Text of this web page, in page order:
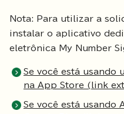
Nota: Para utilizar a
instalar o aplicativo
eletrônica My Number
Se você está usando
na App Store (link
Se você está usando